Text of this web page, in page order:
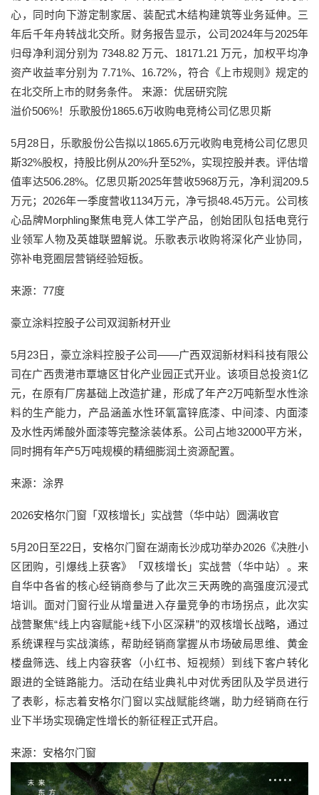
心，同时向下游定制家居、装配式木结构建筑等业务延伸。三
年后千年舟转战北交所。财务报告显示，公司2024年与2025年
归母净利润分别为 7348.82 万元、18171.21 万元，加权平均净
资产收益率分别为 7.71%、16.72%，符合《上市规则》规定的
在北交所上市的财务条件。 来源：优居研究院
溢价506%！乐歌股份1865.6万收购电竞椅公司亿思贝斯
5月28日，乐歌股份公告拟以1865.6万元收购电竞椅公司亿思贝
斯32%股权，持股比例从20%升至52%，实现控股并表。评估增
值率达506.28%。亿思贝斯2025年营收5968万元，净利润209.5
万元；2026年一季度营收1134万元，净亏损48.45万元。公司核
心品牌Morphling聚焦电竞人体工学产品，创始团队包括电竞行
业领军人物及英雄联盟解说。乐歌表示收购将深化产业协同，
弥补电竞圈层营销经验短板。
来源：77度
豪立涂料控股子公司双润新材开业
5月23日，豪立涂料控股子公司——广西双润新材料科技有限公
司在广西贵港市覃塘区甘化产业园正式开业。该项目总投资1亿
元，在原有厂房基础上改造扩建，形成了年产2万吨新型水性涂
料的生产能力，产品涵盖水性环氧富锌底漆、中间漆、内面漆
及水性丙烯酸外面漆等完整涂装体系。公司占地32000平方米，
同时拥有年产5万吨规模的精细膨润土资源配置。
来源：涂界
2026安格尔门窗「双核增长」实战营（华中站）圆满收官
5月20日至22日，安格尔门窗在湖南长沙成功举办2026《决胜小
区团购，引爆线上获客》「双核增长」实战营（华中站）。来
自华中各省的核心经销商参与了此次三天两晚的高强度沉浸式
培训。面对门窗行业从增量进入存量竞争的市场拐点，此次实
战营聚焦“线上内容赋能+线下小区深耕”的双核增长战略，通过
系统课程与实战演练，帮助经销商掌握从市场破局思维、黄金
楼盘筛选、线上内容获客（小红书、短视频）到线下客户转化
跟进的全链路能力。活动在结业典礼中对优秀团队及学员进行
了表彰，标志着安格尔门窗以实战赋能终端，助力经销商在行
业下半场实现确定性增长的新征程正式开启。
来源：安格尔门窗